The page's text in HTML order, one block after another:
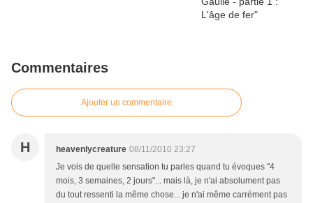
Commentaires
Ajouter un commentaire
H heavenlycreature 08/11/2010 23:27
Je vois de quelle sensation tu parles quand tu évoques "4
mois, 3 semaines, 2 jours"... mais là, je n'ai absolument pas
du tout ressenti la même chose... je n'ai même carrément pas